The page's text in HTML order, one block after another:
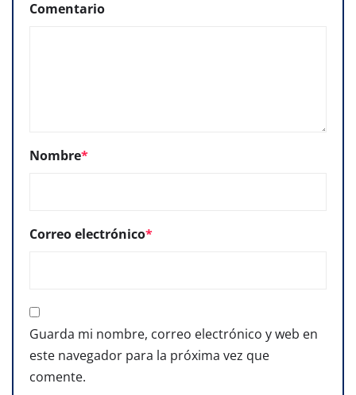
Comentario
Nombre*
Correo electrónico*
Guarda mi nombre, correo electrónico y web en
este navegador para la próxima vez que
comente.